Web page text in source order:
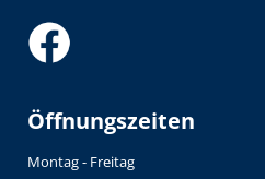
Öffnungszeiten
Montag - Freitag